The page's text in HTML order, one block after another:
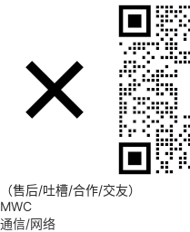
（售后/吐槽/合作/交友）
MWC
通信/网络